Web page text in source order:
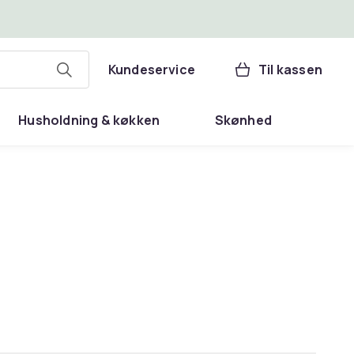
Kundeservice Til kassen
Husholdning & køkken Skønhed